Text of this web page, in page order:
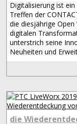
Digitalisierung ist
Treffen der
die diesjährige
digitalen
unterstrich seine
Neuheiten und
die